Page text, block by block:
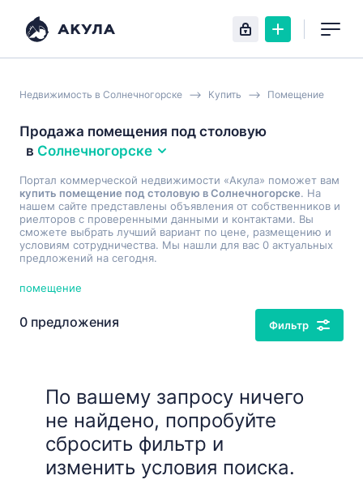
Недвижимость в Солнечногорске Купить Помещение
Продажа помещения под столовую
в Солнечногорске
Портал коммерческой недвижимости «Акула» поможет вам
купить помещение под столовую в Солнечногорске. На
нашем сайте представлены объявления от собственников и
риелторов с проверенными данными и контактами. Вы
сможете выбрать лучший вариант по цене, размещению и
условиям сотрудничества. Мы нашли для вас 0 актуальных
предложений на сегодня.
помещение
0 предложения Фильтр
По вашему запросу ничего
не найдено, попробуйте
сбросить фильтр и
изменить условия поиска.